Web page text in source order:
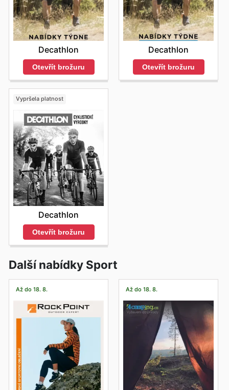
Decathlon
Otevřít brožuru
Decathlon
Otevřít brožuru
Vypršela platnost
Decathlon
Otevřít brožuru
Další nabídky Sport
Až do 18. 8. Až do 18. 8.